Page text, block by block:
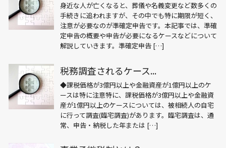
身近な人が亡くなると、葬儀や名義変更など数多くの
手続きに追われますが、その中でも特に期限が短く、
注意が必要なのが準確定申告です。本記事では、準確
定申告の概要や申告が必要になるケースなどについて
解説していきます。準確定申告 […]
税務調査されるケース...
◆課税価格が3億円以上や金融資産が1億円以上のケ
ースは特に注意特に、課税価格が3億円以上や金融資
産が1億円以上のケースについては、被相続人の自宅
に行って調査(臨宅調査)があります。臨宅調査は、通
常、申告・納税した年または […]